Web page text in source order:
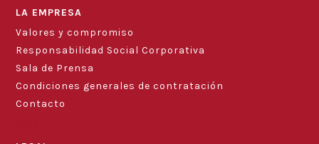
LA EMPRESA
Valores y compromiso
Responsabilidad Social Corporativa
Sala de Prensa
Condiciones generales de contratación
Contacto